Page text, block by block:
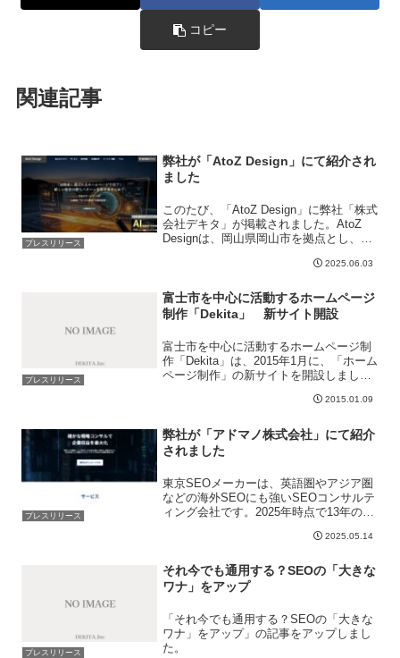
コピー
関連記事
プレスリリース
弊社が「AtoZ Design」にて紹介され
ました
このたび、「AtoZ Design」に弊社「株式
会社デキタ」が掲載されました。AtoZ
Designは、岡山県岡山市を拠点とし、中
するWeb制作サービスを提供していま
2025.06.03
プレスリリース
富士市を中心に活動するホームページ
制作「Dekita」 新サイト開設
富士市を中心に活動するホームページ制
作「Dekita」は、2015年1月に、「ホーム
ページ制作」の新サイトを開設しまし
す。今までは既存のクライアントからの
制作業...
2015.01.09
プレスリリース
弊社が「アドマノ株式会社」にて紹介
されました
東京SEOメーカーは、英語圏やアジア圏
などの海外SEOにも強いSEOコンサルテ
ィング会社です。2025年時点で13年の経
SEO技術と知見で海外進出を目指す企業
は、ア...
2025.05.14
プレスリリース
それ今でも通用する？SEOの「大きな
ワナ」をアップ
「それ今でも通用する？SEOの「大きな
ワナ」をアップ」の記事をアップしまし
た。